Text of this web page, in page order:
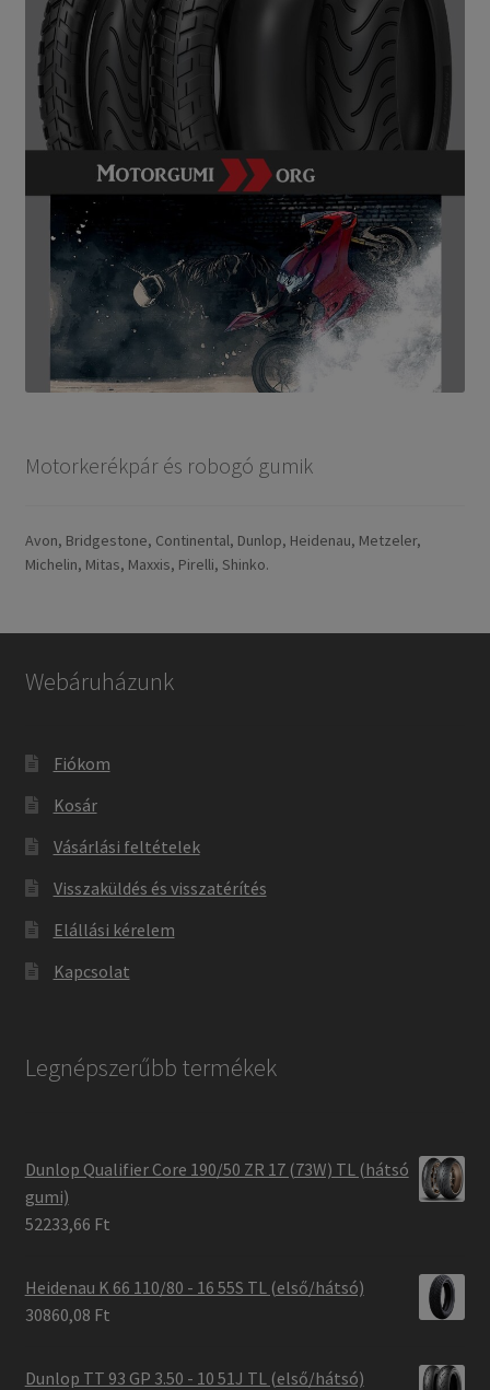
Motorkerékpár és robogó gumik
Avon, Bridgestone, Continental, Dunlop, Heidenau, Metzeler,
Michelin, Mitas, Maxxis, Pirelli, Shinko.
Webáruházunk
Fiókom
Kosár
Vásárlási feltételek
Visszaküldés és visszatérítés
Elállási kérelem
Kapcsolat
Legnépszerűbb termékek
Dunlop Qualifier Core 190/50 ZR 17 (73W) TL (hátsó
gumi)
52233,66 Ft
Heidenau K 66 110/80 - 16 55S TL (első/hátsó)
30860,08 Ft
Dunlop TT 93 GP 3.50 - 10 51J TL (első/hátsó)